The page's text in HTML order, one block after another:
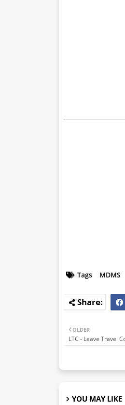
Tags MDMS
OLDER
LTC - Leave Travel
YOU MAY LIKE